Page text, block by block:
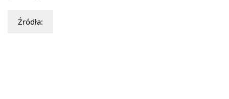
Źródła: